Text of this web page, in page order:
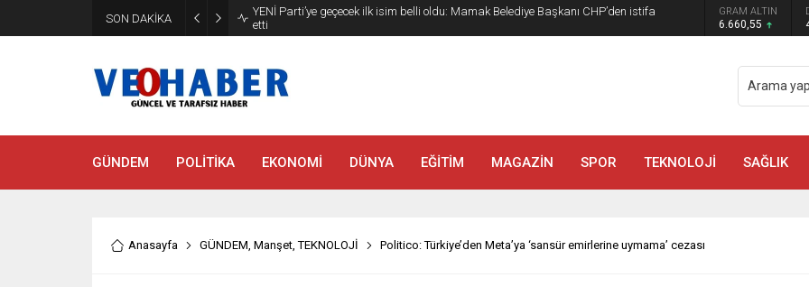
SON DAKİKA
YENİ Parti’ye geçecek ilk isim belli oldu: Mamak Belediye Başkanı CHP’den istifa
etti
GRAM ALTIN
6.660,55
GÜNDEM POLİTİKA EKONOMİ DÜNYA EĞİTİM MAGAZİN SPOR TEKNOLOJİ SAĞLIK
Anasayfa GÜNDEM, Manşet,TEKNOLOJİ Politico: Türkiye’den Meta’ya ‘sansür emirlerine uymama’ cezası